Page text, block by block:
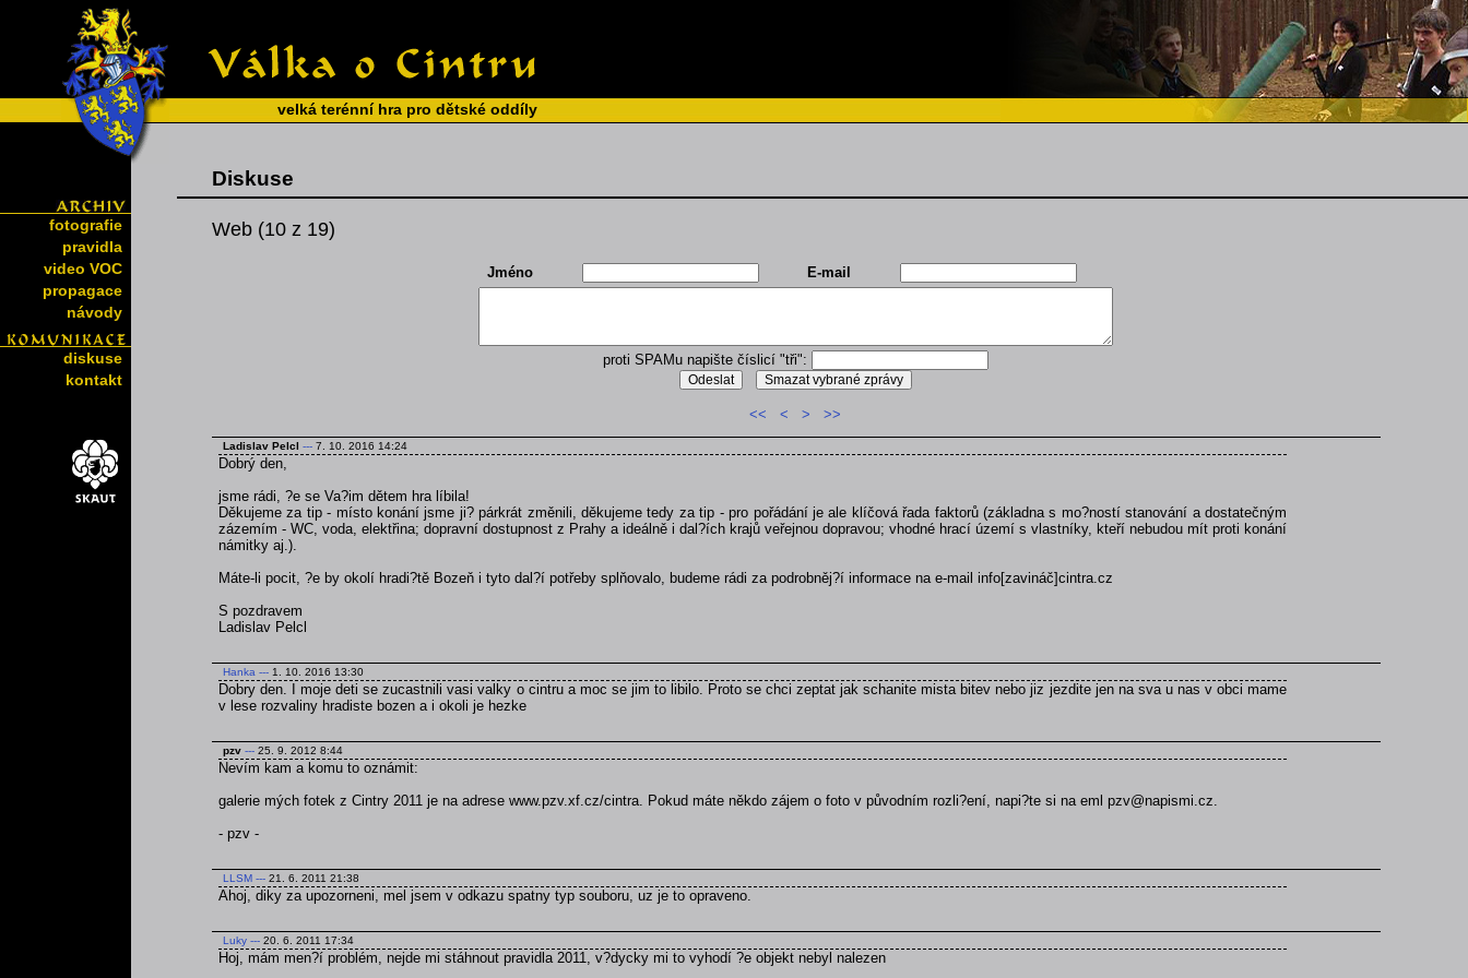
velká terénní hra pro dětské oddíly
fotografie
pravidla
video VOC
propagace
návody
diskuse
kontakt
Diskuse
Web (10 z 19)
Jméno E-mail
proti SPAMu napište číslicí "tři":
<< < > >>
Ladislav Pelcl --- 7. 10. 2016 14:24
Dobrý den,
jsme rádi, ?e se Va?im dětem hra líbila!
Děkujeme za tip - místo konání jsme ji? párkrát změnili, děkujeme tedy za tip - pro pořádání je ale klíčová řada faktorů (základna s mo?ností stanování a dostatečným
zázemím - WC, voda, elektřina; dopravní dostupnost z Prahy a ideálně i dal?ích krajů veřejnou dopravou; vhodné hrací území s vlastníky, kteří nebudou mít proti konání
námitky aj.).
Máte-li pocit, ?e by okolí hradi?tě Bozeň i tyto dal?í potřeby splňovalo, budeme rádi za podrobněj?í informace na e-mail info[zavináč]cintra.cz
S pozdravem
Ladislav Pelcl
Hanka --- 1. 10. 2016 13:30
Dobry den. I moje deti se zucastnili vasi valky o cintru a moc se jim to libilo. Proto se chci zeptat jak schanite mista bitev nebo jiz jezdite jen na sva u nas v obci mame
v lese rozvaliny hradiste bozen a i okoli je hezke
pzv --- 25. 9. 2012 8:44
Nevím kam a komu to oznámit:
galerie mých fotek z Cintry 2011 je na adrese www.pzv.xf.cz/cintra. Pokud máte někdo zájem o foto v původním rozli?ení, napi?te si na eml pzv@napismi.cz.
- pzv -
LLSM --- 21. 6. 2011 21:38
Ahoj, diky za upozorneni, mel jsem v odkazu spatny typ souboru, uz je to opraveno.
Luky --- 20. 6. 2011 17:34
Hoj, mám men?í problém, nejde mi stáhnout pravidla 2011, v?dycky mi to vyhodí ?e objekt nebyl nalezen